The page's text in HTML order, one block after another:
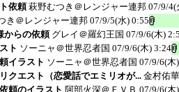
依頼 萩野むつき＠レンジャー連邦 07/9/4(
き＠レンジャー連邦 07/9/5(水) 0:55
らの依頼 グレイ＠羅幻王国 07/9/6(木)
ト ソーニャ＠世界忍者国 07/9/6(木) 3:24
イラスト ソーニャ＠世界忍者国 07/9/6(木
クエスト（恋愛話でエミリオが... 金村佑
頼のイラスト 阿部火深＠ＦＶＢ 07/9/6(木